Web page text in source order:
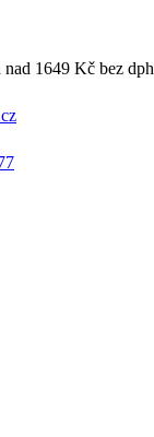
nad 1649 Kč bez dph